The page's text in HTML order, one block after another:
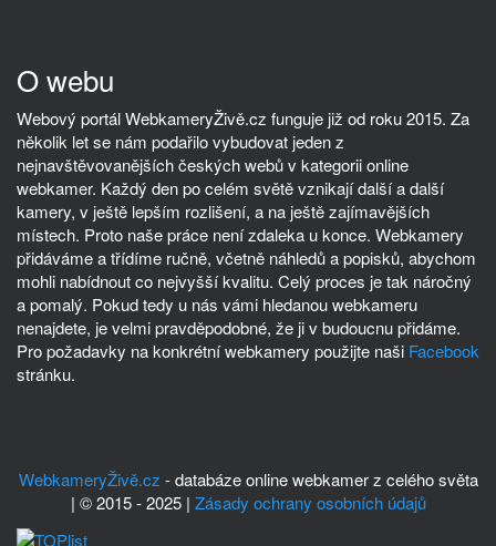
O webu
Webový portál WebkameryŽivě.cz funguje již od roku 2015. Za
několik let se nám podařilo vybudovat jeden z
nejnavštěvovanějších českých webů v kategorii online
webkamer. Každý den po celém světě vznikají další a další
kamery, v ještě lepším rozlišení, a na ještě zajímavějších
místech. Proto naše práce není zdaleka u konce. Webkamery
přidáváme a třídíme ručně, včetně náhledů a popisků, abychom
mohli nabídnout co nejvyšší kvalitu. Celý proces je tak náročný
a pomalý. Pokud tedy u nás vámi hledanou webkameru
nenajdete, je velmi pravděpodobné, že ji v budoucnu přidáme.
Pro požadavky na konkrétní webkamery použijte naši Facebook
stránku.
WebkameryŽivě.cz - databáze online webkamer z celého světa
| © 2015 - 2025 | Zásady ochrany osobních údajů